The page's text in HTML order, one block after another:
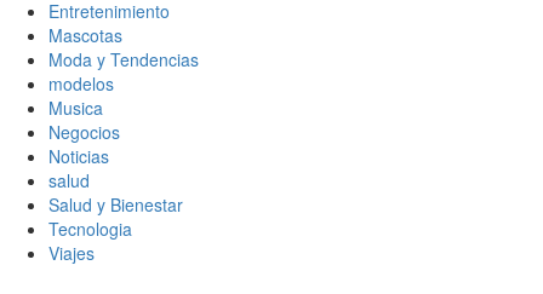
Entretenimiento
Mascotas
Moda y Tendencias
modelos
Musica
Negocios
Noticias
salud
Salud y Bienestar
Tecnologia
Viajes